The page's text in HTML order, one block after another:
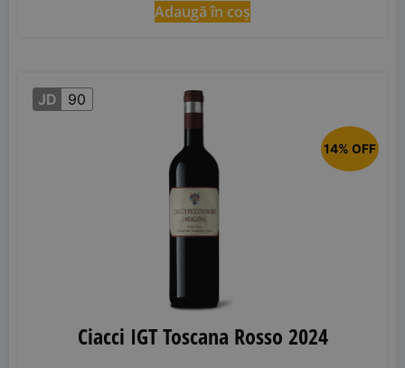
Adaugă în coș
14% OFF
JD 90
Ciacci IGT Toscana Rosso 2024